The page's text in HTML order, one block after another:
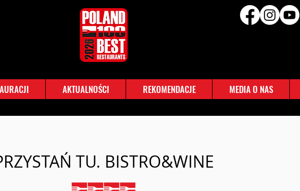
AKTUALNOŚCI REKOMENDACJE MEDIA O NAS
TU. BISTRO&WINE